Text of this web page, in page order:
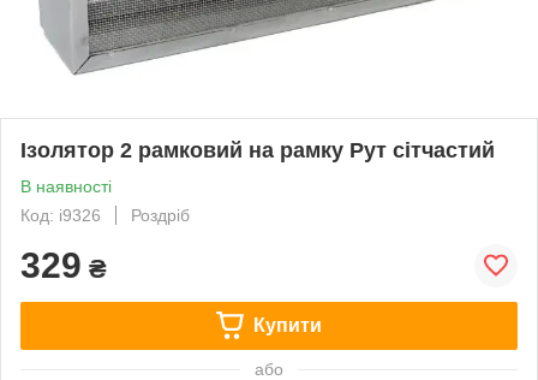
Ізолятор 2 рамковий на рамку Рут сітчастий
В наявності
Код: i9326
Роздріб
329 ₴
Купити
або